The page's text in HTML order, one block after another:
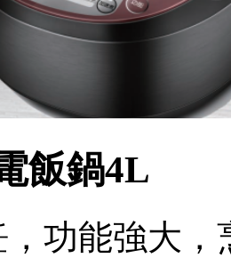
飯鍋4L
，功能強大